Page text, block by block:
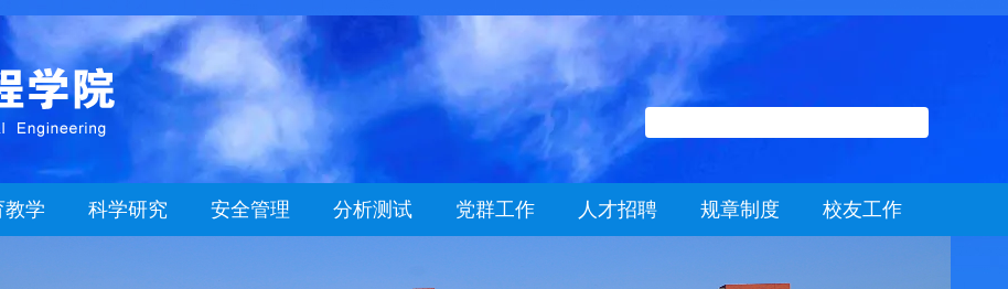
教学 科学研究 安全管理 分析测试 党群工作 人才招聘 规章制度 校友工作